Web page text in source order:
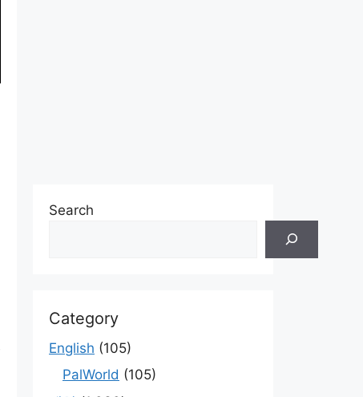
Search
Category
English (105)
PalWorld (105)